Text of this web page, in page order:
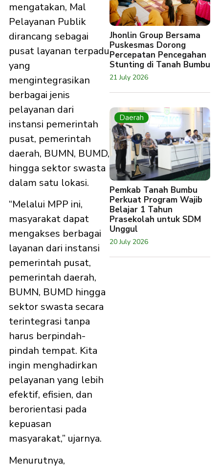
mengatakan, Mal
Pelayanan Publik
dirancang sebagai
pusat layanan terpadu
yang
mengintegrasikan
berbagai jenis
pelayanan dari
instansi pemerintah
pusat, pemerintah
daerah, BUMN, BUMD,
hingga sektor swasta
dalam satu lokasi.
“Melalui MPP ini,
masyarakat dapat
mengakses berbagai
layanan dari instansi
pemerintah pusat,
pemerintah daerah,
BUMN, BUMD hingga
sektor swasta secara
terintegrasi tanpa
harus berpindah-
pindah tempat. Kita
ingin menghadirkan
pelayanan yang lebih
efektif, efisien, dan
berorientasi pada
kepuasan
masyarakat,” ujarnya.
Menurutnya,
Jhonlin Group Bersama
Puskesmas Dorong
Percepatan Pencegahan
Stunting di Tanah Bumbu
21 July 2026
Daerah
Pemkab Tanah Bumbu
Perkuat Program Wajib
Belajar 1 Tahun
Prasekolah untuk SDM
Unggul
20 July 2026